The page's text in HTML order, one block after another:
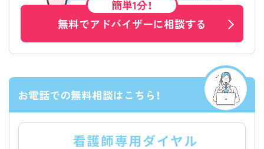
簡単1分！
無料でアドバイザーに相談する
お電話での無料相談はこちら！